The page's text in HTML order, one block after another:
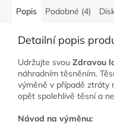
Popis Podobné (4)
Detailní popis
Udržujte svou Zdravou
náhradním těsněním.
výměně v případě ztráty
opět spolehlivě těsní a
Návod na výměnu: